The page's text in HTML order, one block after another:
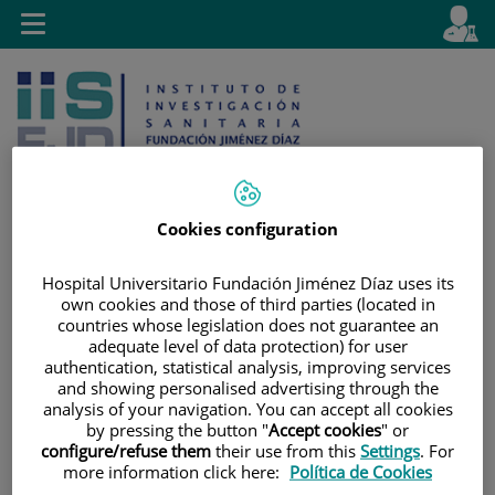
Saltar al contenido
contenido
Selector
activo
es
Buscar
Toggle
navigation
Cookies configuration
Hospital Universitario Fundación Jiménez Díaz uses its
own cookies and those of third parties (located in
countries whose legislation does not guarantee an
adequate level of data protection) for user
authentication, statistical analysis, improving services
and showing personalised advertising through the
analysis of your navigation. You can accept all cookies
by pressing the button "Accept cookies" or
configure/refuse them their use from this Settings. For
more information click here: Política de Cookies